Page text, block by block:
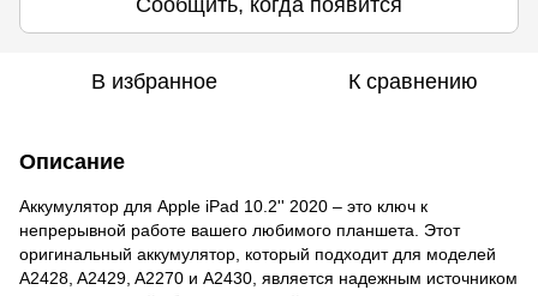
Сообщить, когда появится
В избранное К сравнению
Описание
Аккумулятор для Apple iPad 10.2'' 2020 – это ключ к
непрерывной работе вашего любимого планшета. Этот
оригинальный аккумулятор, который подходит для моделей
A2428, A2429, A2270 и A2430, является надежным источником